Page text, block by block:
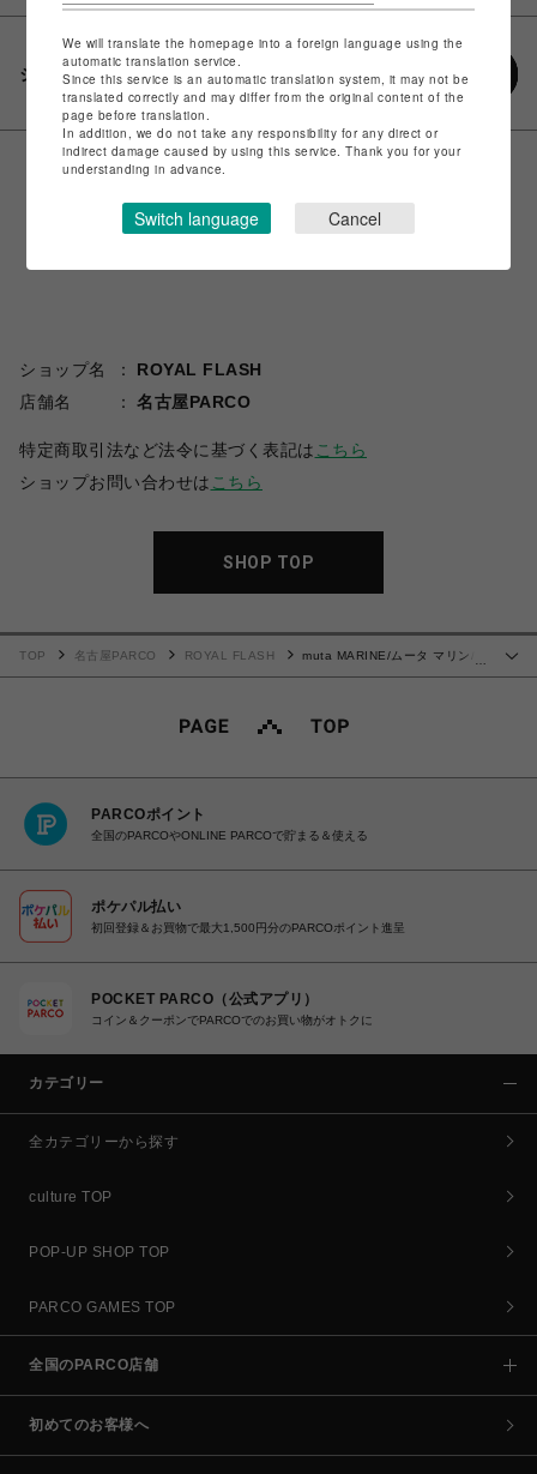
シェアする
ショップ名
ROYAL FLASH
店舗名
名古屋PARCO
特定商取引法など法令に基づく表記は こちら
ショップお問い合わせは こちら
SHOP TOP
…
TOP 名古屋PARCO ROYAL FLASH
muta MARINE/ムータ マリン/別
PARCOポイント
全国のPARCOやONLINE PARCOで貯まる＆使える
ポケパル払い
初回登録＆お買物で最大1,500円分のPARCOポイント進呈
POCKET PARCO（公式アプリ）
コイン＆クーポンでPARCOでのお買い物がオトクに
カテゴリー
全カテゴリーから探す
culture TOP
POP-UP SHOP TOP
PARCO GAMES TOP
全国のPARCO店舗
初めてのお客様へ
We will translate the homepage into a foreign language using the
automatic translation service.
Since this service is an automatic translation system, it may not be
translated correctly and may differ from the original content of the
page before translation.
In addition, we do not take any responsibility for any direct or
indirect damage caused by using this service. Thank you for your
understanding in advance.
Switch language Cancel